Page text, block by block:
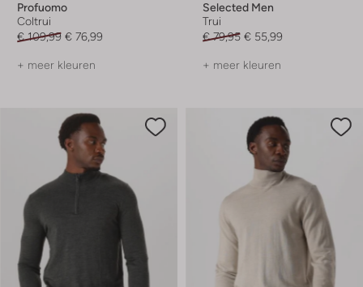
Profuomo
Coltrui
€ 109,99 € 76,99
+ meer kleuren
Selected Men
Trui
€ 79,95 € 55,99
+ meer kleuren